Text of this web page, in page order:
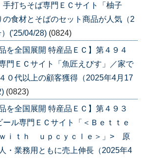
打ちそば専門ＥＣサイト「柚子
食材とそばのセット商品が人気（2
('25/04/28) (0824)
を全国展開 特産品ＥＣ】第４９４
門ＥＣサイト「魚匠えびす」／家で
０代以上の顧客獲得（2025年4月17
(0823)
を全国展開 特産品ＥＣ】第４９３
ル専門ＥＣサイト「＜Ｂｅｔｔｅ
ｉｔｈ ｕｐｃｙｃｌｅ＞」> 原
・業務用ともに売上伸長（2025年4